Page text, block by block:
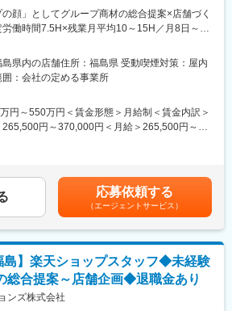
名、スタッフ5～15名で運営。チームワークを
い環境◎
の定める業務
楽天グループ共通のeラーニングでビジネススキ
。
長しやすい環境
アよりシンプルで覚えやすく、提案力を磨き
れるやりがい
ではの柔軟で風通しの良い文化があり、改善提
反映されやすい環境です。
スタートし、単店舗だけでなく複数店舗を統
ザー（RSV）や、担当エリアの方針策定を行
、より広いマネジメントにも挑戦できます。ま
人事・業務統括など、店舗運営を支える役割へ
の顔」としてグループ商材の総合提案×店舗づく
労働時間7.5H×残業月平均10～15H／月8日～休
ップに来店されるお客様へ、スマートフォン・
ード・楽天市場・楽天ポイントなど、楽天経
をより豊かにするトータルサポートを行うポジ
変更の受付および提案
天ポイント活用、楽天カード、各種サービスの
・データ移行サポート
づくり、POP作成
島県内の店舗住所：福島県 受動喫煙対策：屋内
：会社の定める事業所
円～550万円＜賃金形態＞月給制＜賃金内訳＞
265,500円～370,000円＜月給＞265,500円～
応募依頼する
（エージェントサービス）
島】楽天ショップスタッフ◆未経験
総合提案～店舗企画◆退職金あり
ンズ株式会社